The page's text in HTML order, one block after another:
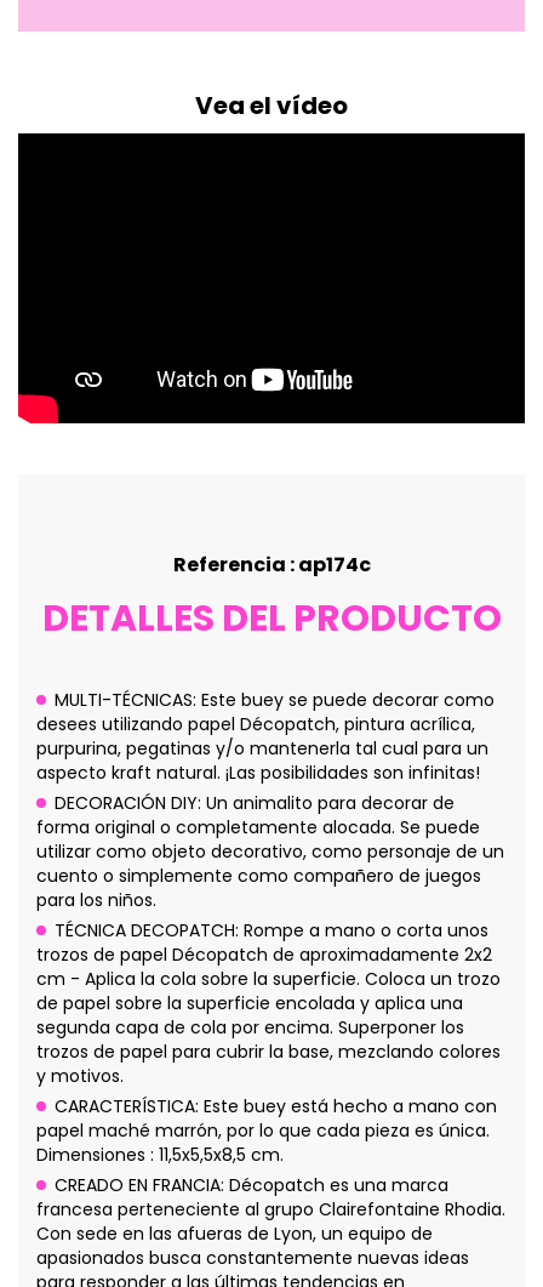
Vea el vídeo
Referencia : ap174c
DETALLES DEL PRODUCTO
MULTI-TÉCNICAS: Este buey se puede decorar como
desees utilizando papel Décopatch, pintura acrílica,
purpurina, pegatinas y/o mantenerla tal cual para un
aspecto kraft natural. ¡Las posibilidades son infinitas!
DECORACIÓN DIY: Un animalito para decorar de
forma original o completamente alocada. Se puede
utilizar como objeto decorativo, como personaje de un
cuento o simplemente como compañero de juegos
para los niños.
TÉCNICA DECOPATCH: Rompe a mano o corta unos
trozos de papel Décopatch de aproximadamente 2x2
cm - Aplica la cola sobre la superficie. Coloca un trozo
de papel sobre la superficie encolada y aplica una
segunda capa de cola por encima. Superponer los
trozos de papel para cubrir la base, mezclando colores
y motivos.
CARACTERÍSTICA: Este buey está hecho a mano con
papel maché marrón, por lo que cada pieza es única.
Dimensiones : 11,5x5,5x8,5 cm.
CREADO EN FRANCIA: Décopatch es una marca
francesa perteneciente al grupo Clairefontaine Rhodia.
Con sede en las afueras de Lyon, un equipo de
apasionados busca constantemente nuevas ideas